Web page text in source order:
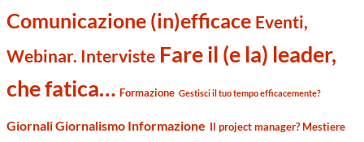
Comunicazione (in)efficace Eventi,
Webinar. Interviste Fare il (e la) leader,
che fatica… Formazione Gestisci il tuo tempo efficacemente?
Giornali Giornalismo Informazione Il project manager? Mestiere